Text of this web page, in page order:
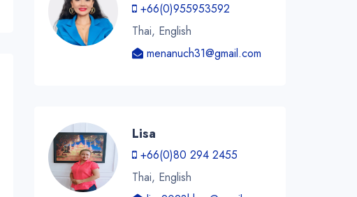
+66(0)955953592
Thai, English
menanuch31@gmail.com
Lisa
+66(0)80 294 2455
Thai, English